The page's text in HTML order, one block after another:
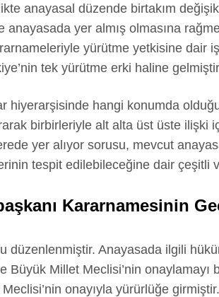
anayasal düzende birtakım
yer almış olmasına
yürütme yetkisine dair
tek yürütme erki haline
hiyerarşisinde hangi konumda
birbirleriyle alt alta üst üste
yer alıyor sorusu, mevcut
tespit edilebileceğine dair çeşitli
Kararnamesinin
Anayasada ilgili
Millet Meclisi’nin
onayıyla yürürlüğe